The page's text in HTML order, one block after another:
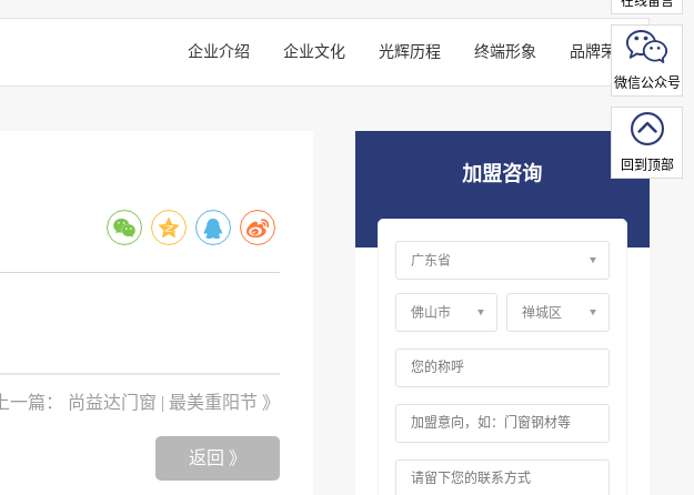
企业介绍 企业文化 光辉历程 终端形象 品牌荣誉
上一篇： 尚益达门窗 | 最美重阳节 》
返回 》
加盟咨询
微信公众号
回到顶部